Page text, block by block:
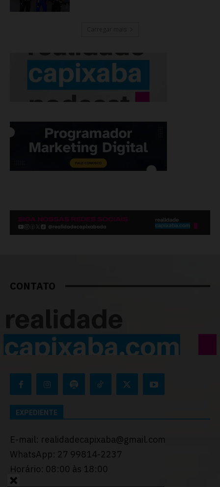
CONTATO
EXPEDIENTE
E-mail: realidadecapixaba@gmail.com
WhatsApp: 27 99814-2237
Horário: 08:00 às 18:00